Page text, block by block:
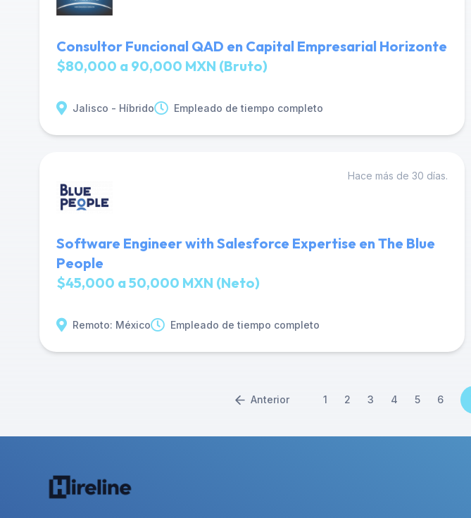
Consultor Funcional QAD en Capital Empresarial Horizonte
$80,000 a 90,000 MXN (Bruto)
Jalisco - Híbrido Empleado de tiempo completo
Hace más de 30 días.
Software Engineer with Salesforce Expertise en The Blue
People
$45,000 a 50,000 MXN (Neto)
Remoto: México Empleado de tiempo completo
Anterior 1 2 3 4 5 6